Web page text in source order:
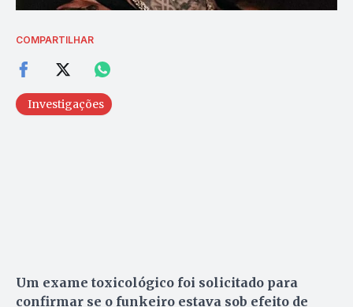
COMPARTILHAR
Investigações
Um exame toxicológico foi solicitado para
confirmar se o funkeiro estava sob efeito de